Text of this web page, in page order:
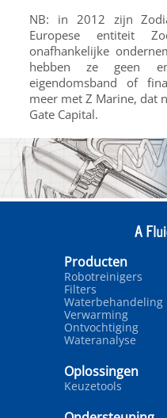
NB: in 2012 zijn
Europese entiteit
onafhankelijke
hebben ze geen
eigendomsband of
meer met Z Marine, dat
Gate Capital.
Producten
Robotreinigers
Filters
Waterbehandeling
Verwarming
Ontvochtiging
Wateranalyse
Oplossingen
Keuzetools